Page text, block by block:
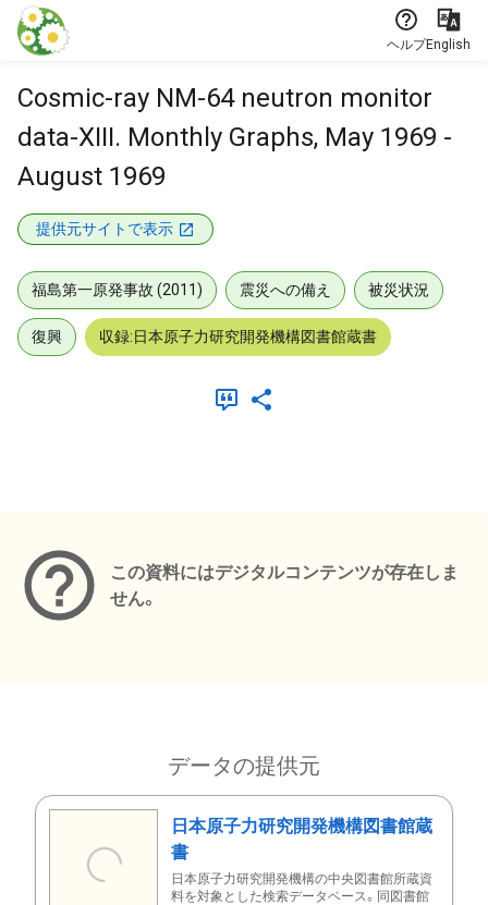
本文に飛ぶ
ヘルプEnglish
Cosmic-ray NM-64 neutron monitor
data-XIII. Monthly Graphs, May 1969 -
August 1969
提供元サイトで表示
福島第一原発事故 (2011) 震災への備え 被災状況
復興 収録:日本原子力研究開発機構図書館蔵書
この資料にはデジタルコンテンツが存在しま
せん。
データの提供元
日本原子力研究開発機構図書館蔵
書
日本原子力研究開発機構の中央図書館所蔵資
料を対象とした検索データベース。同図書館